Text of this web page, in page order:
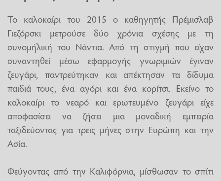
Το καλοκαίρι του 2015 ο καθηγητής Πρέμισλαβ
Γιεζόρσκι μετρούσε δύο χρόνια σχέσης με τη
συνομήλική του Νάντια. Από τη στιγμή που είχαν
συναντηθεί μέσω εφαρμογής γνωριμιών έγιναν
ζευγάρι, παντρεύτηκαν και απέκτησαν τα δίδυμα
παιδιά τους, ένα αγόρι και ένα κορίτσι. Εκείνο το
καλοκαίρι το νεαρό και ερωτευμένο ζευγάρι είχε
αποφασίσει να ζήσει μια μοναδική εμπειρία
ταξιδεύοντας για τρεις μήνες στην Ευρώπη και την
Ασία.
Φεύγοντας από την Καλιφόρνια, μίσθωσαν το σπίτι